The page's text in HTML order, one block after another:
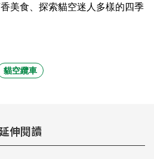
美食、 探索貓空迷人多樣的四季
貓空纜車
伸閱讀